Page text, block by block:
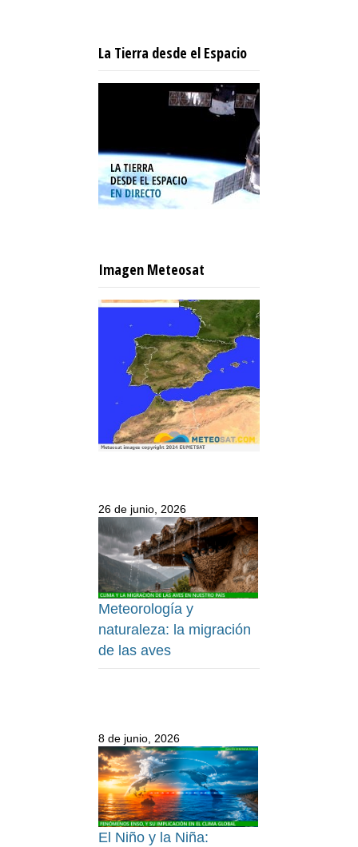
La Tierra desde el Espacio
Imagen Meteosat
26 de junio, 2026
Meteorología y
naturaleza: la migración
de las aves
8 de junio, 2026
El Niño y la Niña: